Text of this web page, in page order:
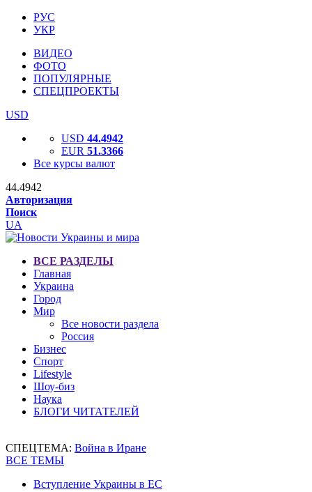
РУС
УКР
ВИДЕО
ФОТО
ПОПУЛЯРНЫЕ
СПЕЦПРОЕКТЫ
USD
USD 44.4942
EUR 51.3366
Все курсы валют
44.4942
Авторизация
Поиск
UA
ВСЕ РАЗДЕЛЫ
Главная
Украина
Город
Мир
Все новости раздела
Россия
Бизнес
Спорт
Lifestyle
Шоу-биз
Наука
БЛОГИ ЧИТАТЕЛЕЙ
СПЕЦТЕМА: Война в Иране
ВСЕ ТЕМЫ
Вступление Украины в ЕС